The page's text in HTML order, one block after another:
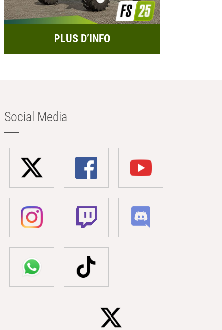
PLUS D’INFO
Social Media